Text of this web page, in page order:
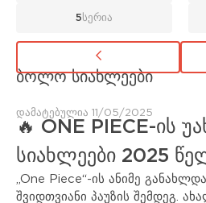
5 სერია
ბოლო სიახლეები
დამატებულია 11/05/2025
🔥 ONE PIECE-ის
სიახლეები 2025
„One Piece“-ის ანიმე
შვიდთვიანი პაუზის შემდეგ.